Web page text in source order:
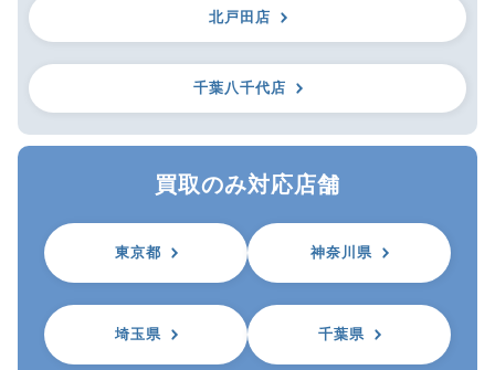
北戸田店
千葉八千代店
買取のみ対応店舗
東京都 神奈川県
埼玉県 千葉県